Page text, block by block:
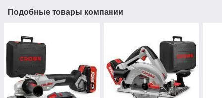
Подобные товары компании